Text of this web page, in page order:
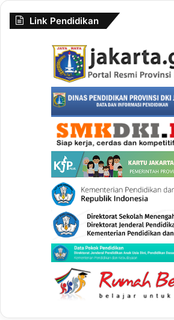
Link Pendidikan